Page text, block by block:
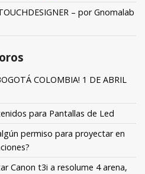
– por Gnomalab
COLOMBIA! 1 DE ABRIL
para Pantallas de Led
permiso para proyectar en
Canon t3i a resolume 4 arena,